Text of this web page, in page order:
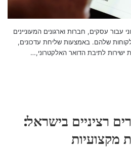
עבור עסקים, חברות וארגונים המעוניינים
שלהם. באמצעות שליחת עדכונים,
ישירות לתיבת הדואר האלקטרוני,…
רציניים בישראל:
מקצועיות